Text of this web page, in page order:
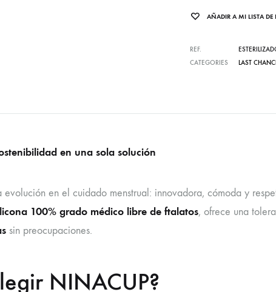
AÑADIR A MI LISTA DE
REF.
CATEGORIES
LAST
en una sola solución
evolución en el cuidado menstrual: innovadora, cómoda y
100% grado médico libre de ftalatos, ofrece una
sin preocupaciones.
NINACUP?